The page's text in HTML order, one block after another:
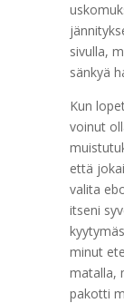
sivulla,
sänkyä
Kun
voinut
että
valita
itseni
minut
matalla,
pakotti